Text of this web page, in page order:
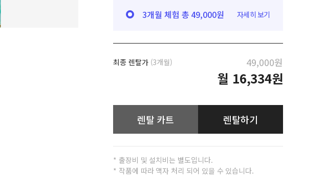
3개월 체험 총 49,000원 자세히 보기
최종 렌탈가(3개월) 49,000원
월 16,334원
렌탈 카트 렌탈하기
* 출장비 및 설치비는 별도입니다.
* 작품에 따라 액자 처리 되어 있을 수 있습니다.